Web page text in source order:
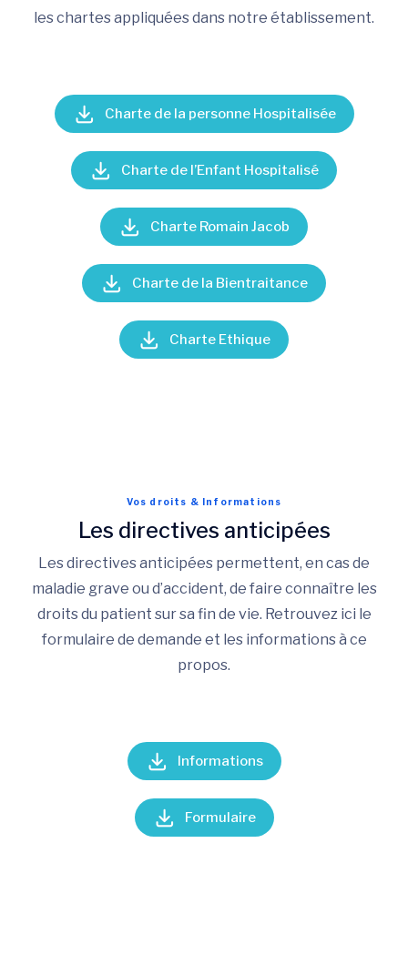
les chartes appliquées dans notre établissement.
Charte de la personne Hospitalisée
Charte de l’Enfant Hospitalisé
Charte Romain Jacob
Charte de la Bientraitance
Charte Ethique
Vos droits & Informations
Les directives anticipées
Les directives anticipées permettent, en cas de
maladie grave ou d’accident, de faire connaître les
droits du patient sur sa fin de vie. Retrouvez ici le
formulaire de demande et les informations à ce
propos.
Informations
Formulaire